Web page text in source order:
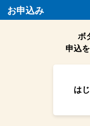
お申込み
ボ
申込
は